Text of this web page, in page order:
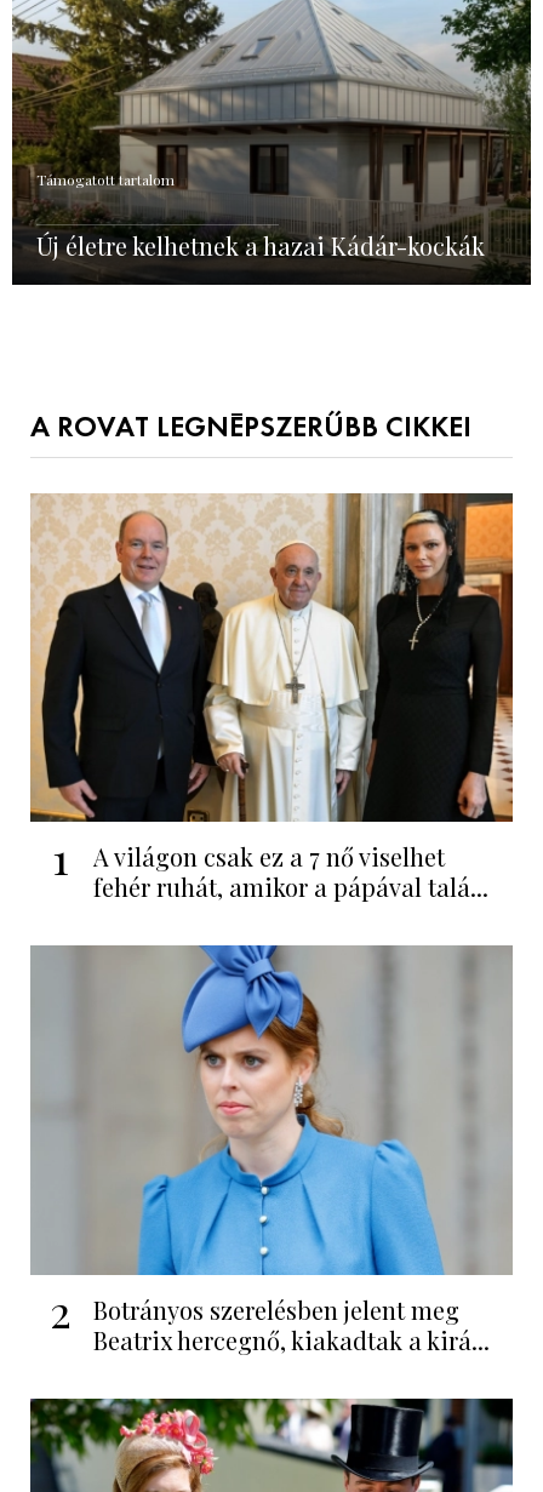
Támogatott tartalom
Új életre kelhetnek a hazai Kádár-kockák
A ROVAT LEGNÉPSZERŰBB CIKKEI
1
A világon csak ez a 7 nő viselhet
fehér ruhát, amikor a pápával talá...
2
Botrányos szerelésben jelent meg
Beatrix hercegnő, kiakadtak a kirá...